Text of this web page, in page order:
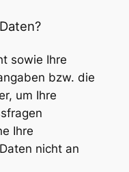
sowie Ihre
bzw. die
um Ihre
Ihre
nicht an